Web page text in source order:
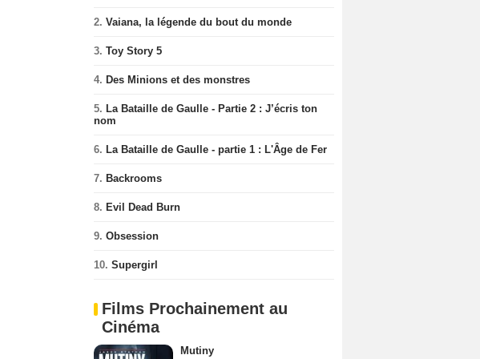
2. Vaiana, la légende du bout du monde
3. Toy Story 5
4. Des Minions et des monstres
5. La Bataille de Gaulle - Partie 2 : J’écris ton
nom
6. La Bataille de Gaulle - partie 1 : L'Âge de Fer
7. Backrooms
8. Evil Dead Burn
9. Obsession
10. Supergirl
Films Prochainement au
Cinéma
Mutiny